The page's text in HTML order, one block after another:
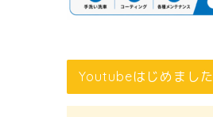
Youtubeはじめました